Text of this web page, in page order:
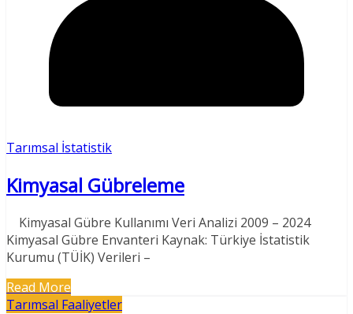
Tarımsal İstatistik
Kimyasal Gübreleme
Kimyasal Gübre Kullanımı Veri Analizi 2009 – 2024
Kimyasal Gübre Envanteri Kaynak: Türkiye İstatistik
Kurumu (TÜİK) Verileri –
Read More
Tarımsal Faaliyetler